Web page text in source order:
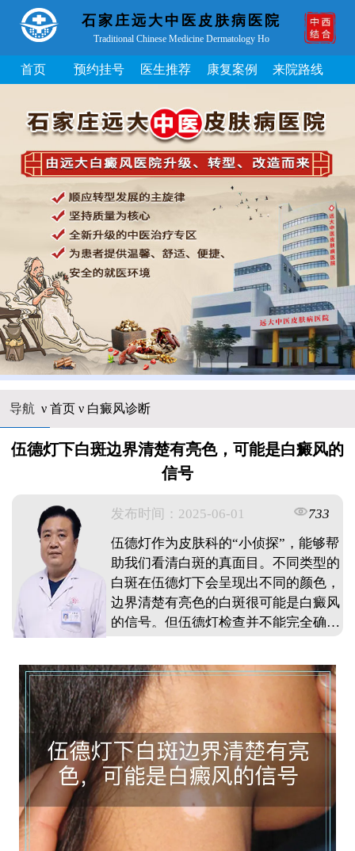
石家庄远大中医皮肤病医院
Traditional Chinese Medicine Dermatology Ho
首页 预约挂号 医生推荐 康复案例 来院路线
导航 ν 首页ν 白癜风诊断
伍德灯下白斑边界清楚有亮色，可能是白癜风的
信号
发布时间：2025-06-01
733
伍德灯作为皮肤科的“小侦探”，能够帮
助我们看清白斑的真面目。不同类型的
白斑在伍德灯下会呈现出不同的颜色，
边界清楚有亮色的白斑很可能是白癜风
的信号。但伍德灯检查并不能完全确诊
日常生活中注意防晒、避免皮肤外伤等
预防措施也很重要。 ...